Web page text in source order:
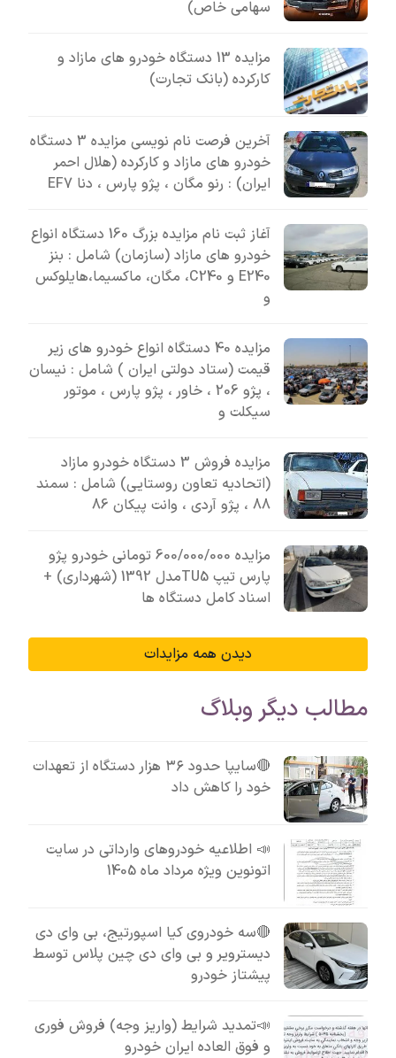
سهامی خاص)
مزایده 13 دستگاه خودرو های مازاد و
کارکرده (بانک تجارت)
آخرین فرصت نام نویسی مزایده 3 دستگاه
خودرو های مازاد و کارکرده (هلال احمر
ایران) : رنو مگان ، پژو پارس ، دنا EF7
آغاز ثبت نام مزایده بزرگ 160 دستگاه انواع
خودرو های مازاد (سازمان) شامل : بنز
E240 و C240، مگان، ماکسیما،هایلوکس
و
مزایده 40 دستگاه انواع خودرو های زیر
قیمت (ستاد دولتی ایران ) شامل : نیسان
، پژو 206 ، خاور ، پژو پارس ، موتور
سیکلت و
مزایده فروش 3 دستگاه خودرو مازاد
(اتحادیه تعاون روستایی) شامل : سمند
88 ، پژو آردی ، وانت پیکان 86
مزایده 600/000/000 تومانی خودرو پژو
پارس تیپ TU5مدل 1392 (شهرداری) +
اسناد کامل دستگاه ها
دیدن همه مزایدات
مطالب دیگر وبلاگ
🔴سایپا حدود ۳۶ هزار دستگاه از تعهدات
خود را کاهش داد
📣 اطلاعیه خودروهای وارداتی در سایت
اتونوین ویژه مرداد ماه 1405
🔴سه خودروی کیا اسپورتیج، بی وای دی
دیسترویر و بی وای دی چین پلاس توسط
پیشتاز خودرو
📣تمدید شرایط (واریز وجه) فروش فوری
و فوق العاده ایران خودرو